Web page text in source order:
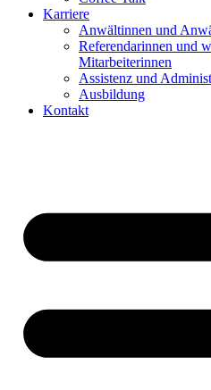
Karriere
Anwältinnen und
Referendarinnen und
Mitarbeiterinnen
Assistenz und
Ausbildung
Kontakt